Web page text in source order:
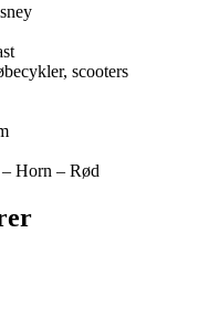
scooters
Horn – Rød